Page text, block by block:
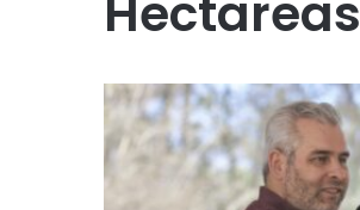
Hectareas